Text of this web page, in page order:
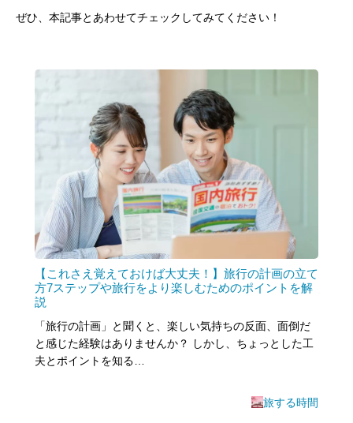
ぜひ、本記事とあわせてチェックしてみてください！
【これさえ覚えておけば大丈夫！】旅行の計画の立て
方7ステップや旅行をより楽しむためのポイントを解
説
「旅行の計画」と聞くと、楽しい気持ちの反面、面倒だ
と感じた経験はありませんか？ しかし、ちょっとした工
夫とポイントを知る…
旅する時間